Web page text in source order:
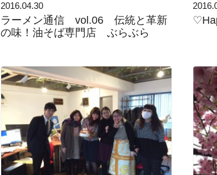
2016.04.30
ラーメン通信 vol.06 伝統と革新
の味！油そば専門店 ぶらぶら